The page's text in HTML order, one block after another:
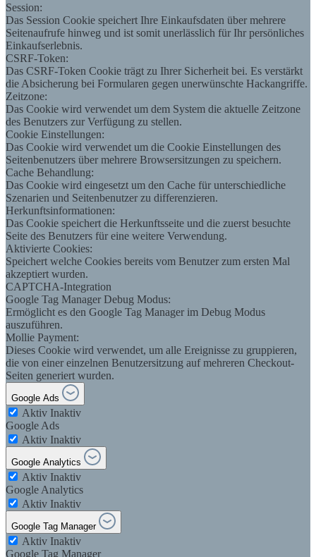
Session:
Das Session Cookie speichert Ihre Einkaufsdaten über mehrere
Seitenaufrufe hinweg und ist somit unerlässlich für Ihr persönliches
Einkaufserlebnis.
CSRF-Token:
Das CSRF-Token Cookie trägt zu Ihrer Sicherheit bei. Es verstärkt
die Absicherung bei Formularen gegen unerwünschte Hackangriffe.
Zeitzone:
Das Cookie wird verwendet um dem System die aktuelle Zeitzone
des Benutzers zur Verfügung zu stellen.
Cookie Einstellungen:
Das Cookie wird verwendet um die Cookie Einstellungen des
Seitenbenutzers über mehrere Browsersitzungen zu speichern.
Cache Behandlung:
Das Cookie wird eingesetzt um den Cache für unterschiedliche
Szenarien und Seitenbenutzer zu differenzieren.
Herkunftsinformationen:
Das Cookie speichert die Herkunftsseite und die zuerst besuchte
Seite des Benutzers für eine weitere Verwendung.
Aktivierte Cookies:
Speichert welche Cookies bereits vom Benutzer zum ersten Mal
akzeptiert wurden.
CAPTCHA-Integration
Google Tag Manager Debug Modus:
Ermöglicht es den Google Tag Manager im Debug Modus
auszuführen.
Mollie Payment:
Dieses Cookie wird verwendet, um alle Ereignisse zu gruppieren,
die von einer einzelnen Benutzersitzung auf mehreren Checkout-
Seiten generiert wurden.
Google Ads
Aktiv Inaktiv
Google Ads
Aktiv Inaktiv
Google Analytics
Aktiv Inaktiv
Google Analytics
Aktiv Inaktiv
Google Tag Manager
Aktiv Inaktiv
Google Tag Manager